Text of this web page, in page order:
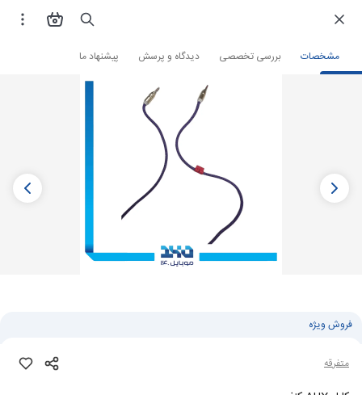
مشخصات بررسی تخصصی دیدگاه و پرسش پیشنهاد ما فروشگاه اینترنتی لوازم جانبی و قطعات موبایل کابل و رابط کابل AUX
فروش ویژه
متفرقه